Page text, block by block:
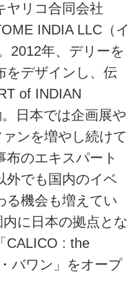
ヤリコ合同会社
INDIA LLC（イ
2012年、デリーを
をデザインし、伝
of INDIAN
日本では企画展や
ンを増やし続けて
布のエキスパート
外でも国内のイベ
る機会も増えてい
に日本の拠点とな
CALICO : the
バワン」をオープ